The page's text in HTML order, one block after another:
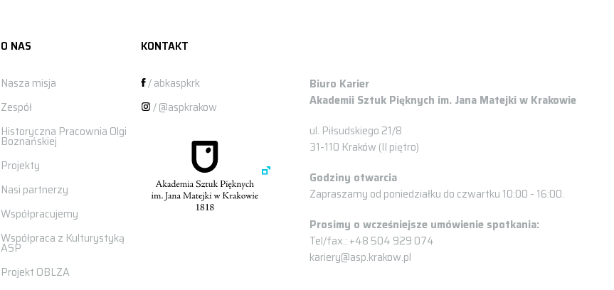
O NAS
Nasza misja
Zespół
Historyczna Pracownia Olgi
Boznańskiej
Projekty
Nasi partnerzy
Współpracujemy
Współpraca z Kulturystyką
ASP
Projekt OBLZA
KONTAKT
/ abkaspkrk
/ @aspkrakow
Biuro Karier
Akademii Sztuk Pięknych im. Jana Matejki w Krakowie
ul. Piłsudskiego 21/8
31-110 Kraków (II piętro)
Godziny otwarcia
Zapraszamy od poniedziałku do czwartku 10:00 - 16:00.
Prosimy o wcześniejsze umówienie spotkania:
Tel/fax.: +48 504 929 074
kariery@asp.krakow.pl